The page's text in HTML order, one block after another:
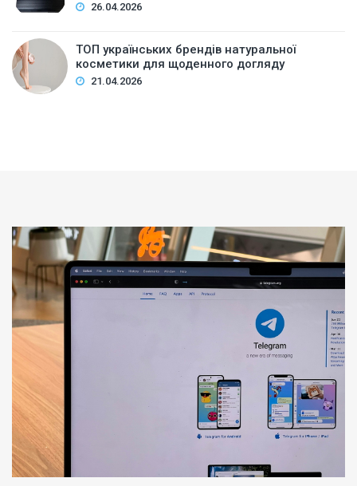
26.04.2026
ТОП українських брендів натуральної
косметики для щоденного догляду
21.04.2026